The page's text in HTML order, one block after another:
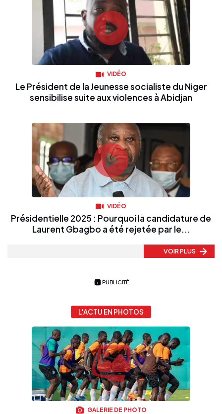
VIDÉO
Le Président de la Jeunesse socialiste du Niger
sensibilise suite aux violences à Abidjan
VIDÉO
Présidentielle 2025 : Pourquoi la candidature de
Laurent Gbagbo a été rejetée par le...
VOIR PLUS
PUBLICITÉ
L'ACTU EN PHOTOS
GALERIE DE PHOTO